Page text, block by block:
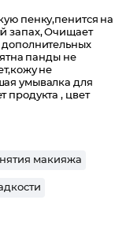
пенку,пенится на
запах, Очищает
панды не
не
умывалка для
продукта , цвет
макияжа